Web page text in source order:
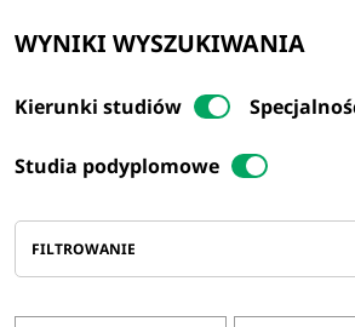
WYNIKI WYSZUKIWANIA
Kierunki studiów
Studia podyplomowe
FILTROWANIE